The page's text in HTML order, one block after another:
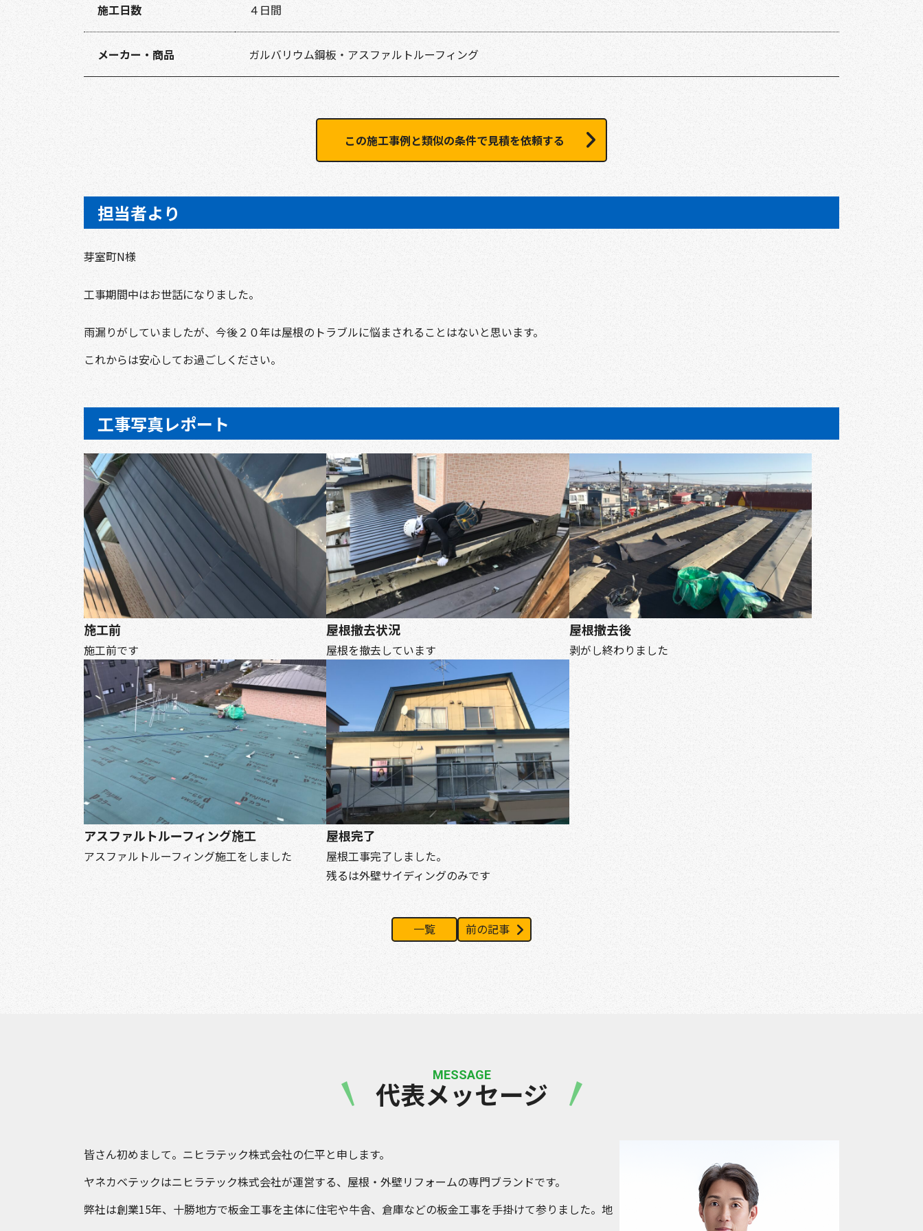
施工日数 ４日間
メーカー・商品 ガルバリウム鋼板・アスファルトルーフィング
この施工事例と類似の条件で見積を依頼する
担当者より
芽室町N様
工事期間中はお世話になりました。
雨漏りがしていましたが、今後２０年は屋根のトラブルに悩まされることはないと思います。
これからは安心してお過ごしください。
工事写真レポート
施工前
施工前です
屋根撤去状況
屋根を撤去しています
屋根撤去後
剥がし終わりました
アスファルトルーフィング施工
アスファルトルーフィング施工をしました
屋根完了
屋根工事完了しました。
残るは外壁サイディングのみです
一覧 前の記事
代表メッセージ
MESSAGE
皆さん初めまして。ニヒラテック株式会社の仁平と申します。
ヤネカベテックはニヒラテック株式会社が運営する、屋根・外壁リフォームの専門ブランドです。
弊社は創業15年、十勝地方で板金工事を主体に住宅や牛舎、倉庫などの板金工事を手掛けて参りました。地